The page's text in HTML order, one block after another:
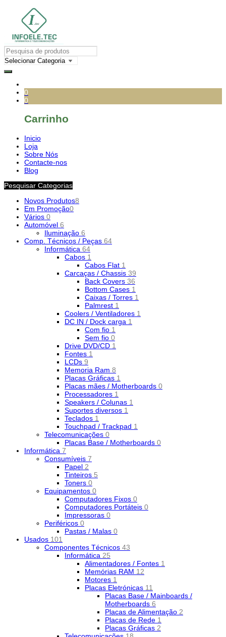
0
0
Carrinho
Inicio
Loja
Sobre Nós
Contacte-nos
Blog
Pesquisar Categorias
Novos Produtos8
Em Promoção0
Vários 0
Automóvel 6
Iluminação 6
Comp. Técnicos / Peças 64
Informática 64
Cabos 1
Cabos Flat 1
Carcaças / Chassis 39
Back Covers 36
Bottom Cases 1
Caixas / Torres 1
Palmrest 1
Coolers / Ventiladores 1
DC IN / Dock carga 1
Com fio 1
Sem fio 0
Drive DVD/CD 1
Fontes 1
LCDs 9
Memoria Ram 8
Placas Gráficas 1
Placas mães / Motherboards 0
Processadores 1
Speakers / Colunas 1
Suportes diversos 1
Teclados 1
Touchpad / Trackpad 1
Telecomunicações 0
Placas Base / Motherboards 0
Informática 7
Consumíveis 7
Papel 2
Tinteiros 5
Toners 0
Equipamentos 0
Computadores Fixos 0
Computadores Portáteis 0
Impressoras 0
Periféricos 0
Pastas / Malas 0
Usados 101
Componentes Técnicos 43
Informática 25
Alimentadores / Fontes 1
Memórias RAM 12
Motores 1
Placas Eletrónicas 11
Placas Base / Mainboards /
Motherboards 6
Placas de Alimentação 2
Placas de Rede 1
Placas Gráficas 2